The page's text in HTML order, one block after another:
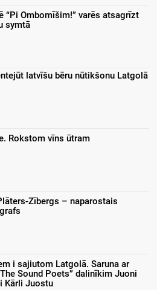
“Pi Ombomīšim!” varēs atsagrīzt
symtā
latvīšu bēru nūtikšonu Latgolā
Rokstom vīns ūtram
Zībergs – naparostais
i sajiutom Latgolā. Saruna ar
Sound Poets” dalinīkim Juoni
Kārli Juostu